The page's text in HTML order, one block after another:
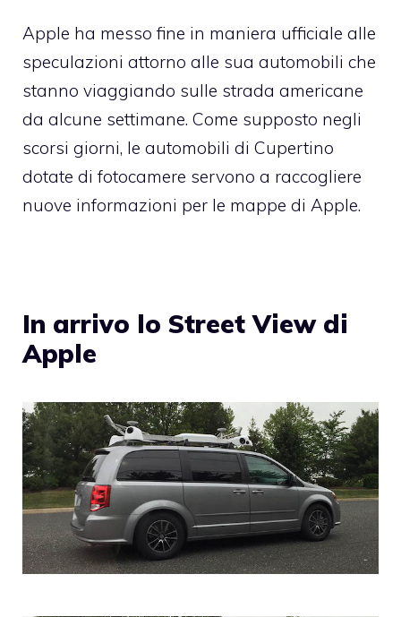
Apple ha messo fine in maniera ufficiale alle
speculazioni attorno alle sua automobili che
stanno viaggiando sulle strada americane
da alcune settimane. Come supposto negli
scorsi giorni, le automobili di Cupertino
dotate di fotocamere servono a raccogliere
nuove informazioni per le mappe di Apple.
In arrivo lo Street View di
Apple